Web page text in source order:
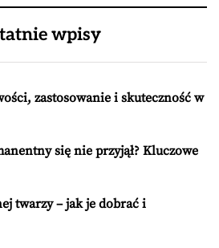
wpisy
zastosowanie i skuteczność w
się nie przyjął? Kluczowe
twarzy – jak je dobrać i